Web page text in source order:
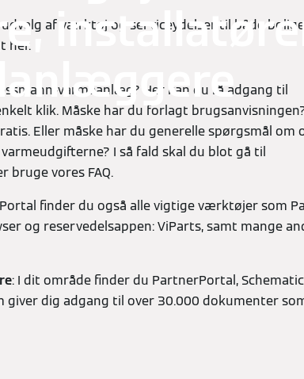
installatører
af værktøj og serviceydelser til både
her.
varmeanlæg? Her kan du få adgang til
klik. Måske har du forlagt
Eller måske har du generelle spørgsmål om
I så fald skal du blot gå til
bruge vores FAQ.
finder du også alle vigtige værktøjer som
og reservedelsappen: ViParts, samt mange
: I dit område finder du PartnerPortal,
giver dig adgang til over 30.000 dokumenter